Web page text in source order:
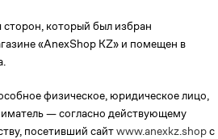
который был избран
«AnexShop KZ» и помещен в
физическое, юридическое лицо,
— согласно действующему
посетивший сайтwww.anexkz.shopс